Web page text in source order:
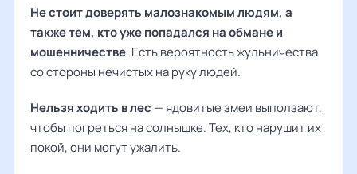
Не стоит доверять малознакомым людям, а
также тем, кто уже попадался на обмане и
мошенничестве. Есть вероятность жульничества
со стороны нечистых на руку людей.
Нельзя ходить в лес — ядовитые змеи выползают,
чтобы погреться на солнышке. Тех, кто нарушит их
покой, они могут ужалить.